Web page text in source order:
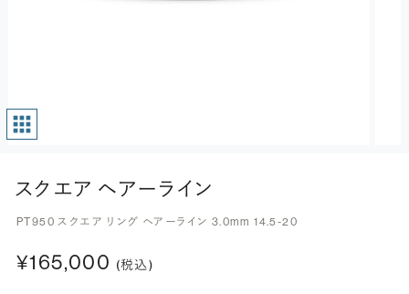
スクエア ヘアーライン
PT950 スクエア リング ヘアーライン 3.0mm 14.5-20
¥165,000 (税込)